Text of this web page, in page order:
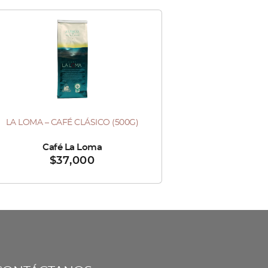
LA LOMA – CAFÉ CLÁSICO (500G)
$37,000
por :Café La Loma